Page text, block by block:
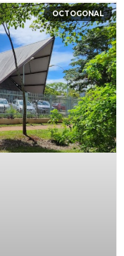
OCTOGONAL